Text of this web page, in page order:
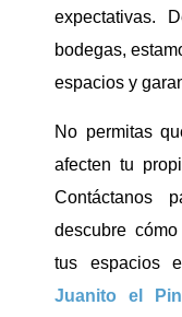
expectativas.
bodegas,
espacios y
No permitas
afecten tu
Contáctanos
descubre
tus espacios
Juanito el